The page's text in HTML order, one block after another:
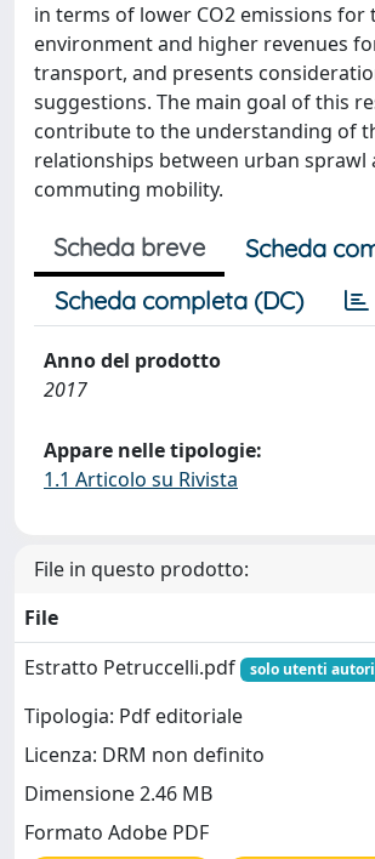
in terms of lower CO2 emissions for
environment and higher revenues
transport, and presents
suggestions. The main goal of this
contribute to the understanding of
relationships between urban sprawl
commuting mobility.
Scheda breve
Scheda
Scheda completa (DC)
Anno del prodotto
2017
Appare nelle tipologie:
1.1 Articolo su Rivista
File in questo prodotto:
File
Estratto Petruccelli.pdf
solo utenti
Tipologia: Pdf editoriale
Licenza: DRM non definito
Dimensione 2.46 MB
Formato Adobe PDF